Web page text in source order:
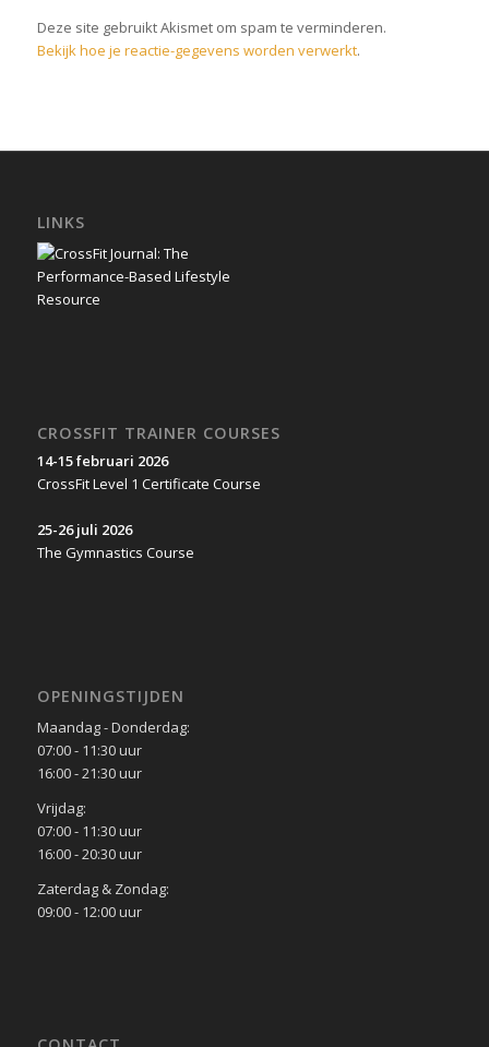
Deze site gebruikt Akismet om spam te verminderen.
Bekijk hoe je reactie-gegevens worden verwerkt.
LINKS
CROSSFIT TRAINER COURSES
14-15 februari 2026
CrossFit Level 1 Certificate Course
25-26 juli 2026
The Gymnastics Course
OPENINGSTIJDEN
Maandag - Donderdag:
07:00 - 11:30 uur
16:00 - 21:30 uur
Vrijdag:
07:00 - 11:30 uur
16:00 - 20:30 uur
Zaterdag & Zondag:
09:00 - 12:00 uur